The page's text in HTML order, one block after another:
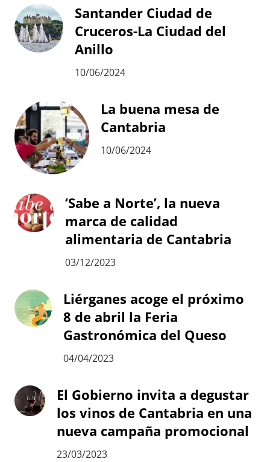
Santander Ciudad de
Cruceros-La Ciudad del
Anillo
10/06/2024
La buena mesa de
Cantabria
10/06/2024
‘Sabe a Norte’, la nueva
marca de calidad
alimentaria de Cantabria
03/12/2023
Liérganes acoge el próximo
8 de abril la Feria
Gastronómica del Queso
04/04/2023
El Gobierno invita a degustar
los vinos de Cantabria en una
nueva campaña promocional
23/03/2023